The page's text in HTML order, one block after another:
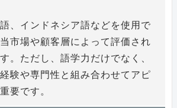
、インドネシア語などを使用で
市場や顧客層によって評価され
。ただし、語学力だけでなく、
験や専門性と組み合わせてアピ
要です。